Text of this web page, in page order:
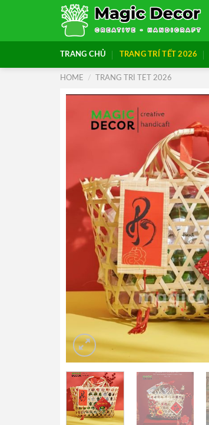
TRANG CHỦ TRANG TRÍ TẾT 2026
HOME / TRANG TRÍ TẾT 2026